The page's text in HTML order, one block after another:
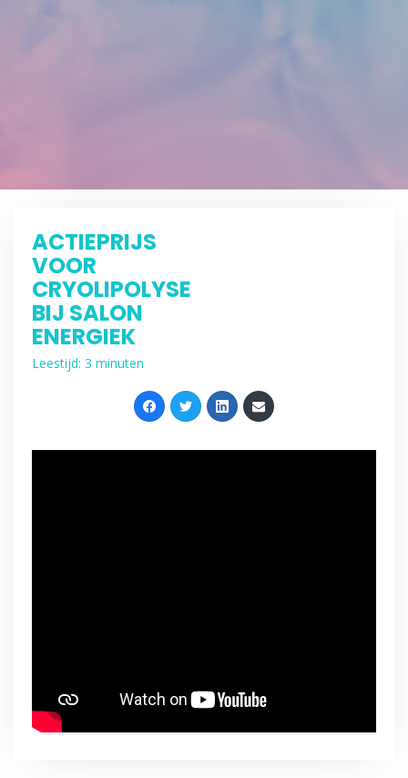
ACTIEPRIJS
VOOR
CRYOLIPOLYSE
BIJ SALON
ENERGIEK
Leestijd: 3 minuten